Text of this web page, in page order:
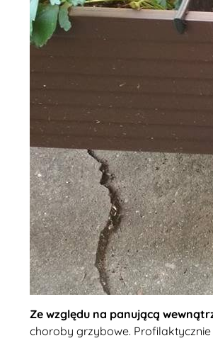
Ze względu na panującą
choroby grzybowe.